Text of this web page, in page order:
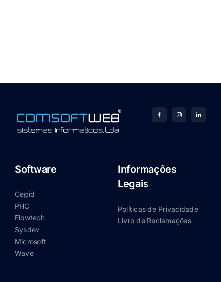
Software
Cegid
PHC
Flowtech
Sysdev
Microsoft
Wave
Informações
Legais
Políticas de Privacidade
Livro de Reclamações